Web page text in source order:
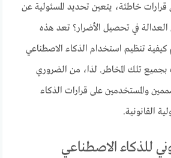
قرارات خاطئة، يتعين تحديد المسئولية عن
في تحصيل الأضرار؟ تعد هذه
تنظيم استخدام الذكاء الاصطناعي
تلك المخاطر. لذا، من الضروري
والمستخدمين على قرارات الذكاء
القانونية.
للذكاء الاصطناعي